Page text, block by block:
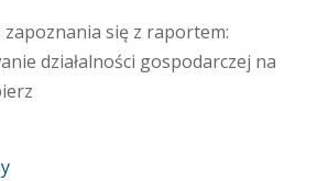
zapoznania się z raportem:
działalności gospodarczej na